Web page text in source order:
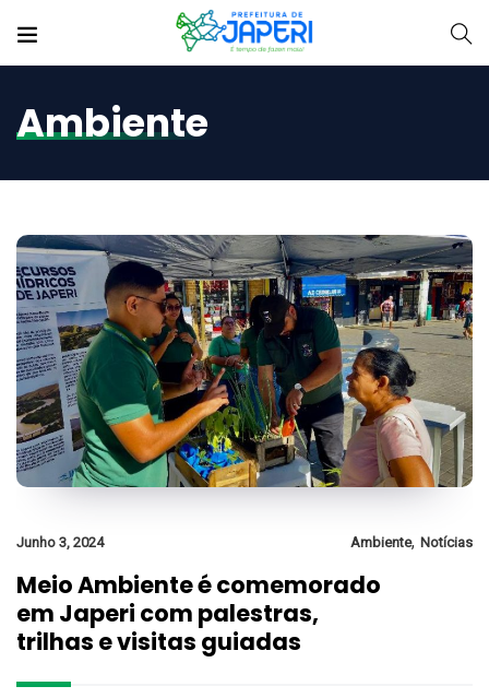
Ambiente
Junho 3, 2024 Ambiente, Notícias
Meio Ambiente é comemorado
em Japeri com palestras,
trilhas e visitas guiadas